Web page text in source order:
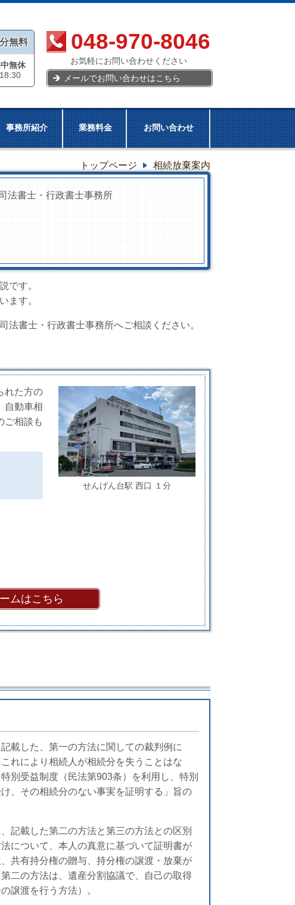
無料
無休
048-970-8046
お気軽にお問い合わせください
メールでお問い合わせはこちら
事務所紹介 業務料金 お問い合わせ
トップページ 相続放棄案内
法書士・行政書士事務所
です。
ます。
法書士・行政書士事務所へご相談ください。
せんげん台駅 西口 １分
れた方の
自動車相
ご相談も
ムはこちら
載した、第一の方法に関しての裁判例に
れにより相続人が相続分を失うことはな
別受益制度（民法第903条）を利用し、特別
、その相続分のない事実を証明する」旨の
記載した第二の方法と第三の方法との区別
について、本人の真意に基づいて証明書が
共有持分権の贈与、持分権の譲渡・放棄が
二の方法は、遺産分割協議で、自己の取得
譲渡を行う方法）。